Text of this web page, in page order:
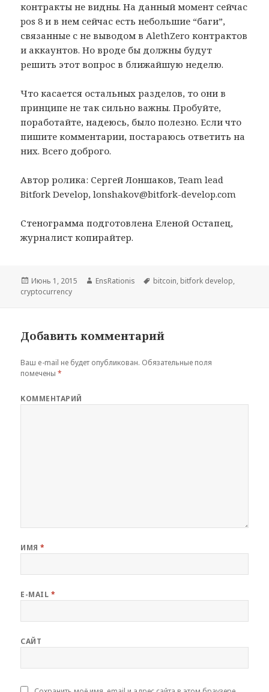
контракты не видны. На данный момент сейчас
pos 8 и в нем сейчас есть небольшие “баги”,
связанные с не выводом в AlethZero контрактов
и аккаунтов. Но вроде бы должны будут
решить этот вопрос в ближайшую неделю.
Что касается остальных разделов, то они в
принципе не так сильно важны. Пробуйте,
поработайте, надеюсь, было полезно. Если что
пишите комментарии, постараюсь ответить на
них. Всего доброго.
Автор ролика: Сергей Лоншаков, Team lead
Bitfork Develop, lonshakov@bitfork-develop.com
Стенограмма подготовлена Еленой Остапец,
журналист копирайтер.
Опубликовано
Июнь 1, 2015 Автор
EnsRationis Метки
bitcoin, bitfork develop,
cryptocurrency
Добавить комментарий
Ваш e-mail не будет опубликован. Обязательные поля
помечены*
КОММЕНТАРИЙ
ИМЯ*
E-MAIL *
САЙТ